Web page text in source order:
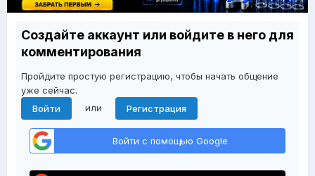
Создайте аккаунт или войдите в него для
комментирования
Пройдите простую регистрацию, чтобы начать общение
уже сейчас.
Войти
или Регистрация
Войти с помощью Google